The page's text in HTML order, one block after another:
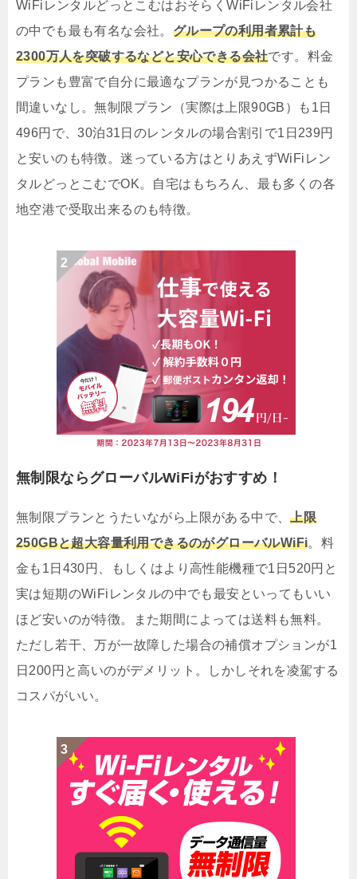
WiFiレンタルどっとこむはおそらくWiFiレンタル会社
の中でも最も有名な会社。 グループの利用者累計も
2300万人を突破するなどと安心できる会社です。料金
プランも豊富で自分に最適なプランが見つかることも
間違いなし。無制限プラン（実際は上限90GB）も1日
496円で、30泊31日のレンタルの場合割引で1日239円
と安いのも特徴。迷っている方はとりあえずWiFiレン
タルどっとこむでOK。自宅はもちろん、最も多くの各
地空港で受取出来るのも特徴。
無制限ならグローバルWiFiがおすすめ！
無制限プランとうたいながら上限がある中で、上限
250GBと超大容量利用できるのがグローバルWiFi。料
金も1日430円、もしくはより高性能機種で1日520円と
実は短期のWiFiレンタルの中でも最安といってもいい
ほど安いのが特徴。また期間によっては送料も無料。
ただし若干、万が一故障した場合の補償オプションが1
日200円と高いのがデメリット。しかしそれを凌駕する
コスパがいい。